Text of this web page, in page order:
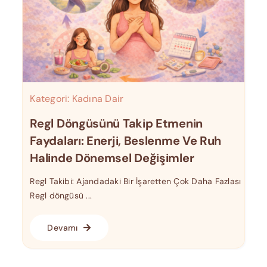
Kategori: Kadına Dair
Regl Döngüsünü Takip Etmenin
Faydaları: Enerji, Beslenme Ve Ruh
Halinde Dönemsel Değişimler
Regl Takibi: Ajandadaki Bir İşaretten Çok Daha Fazlası
Regl döngüsü ...
Devamı